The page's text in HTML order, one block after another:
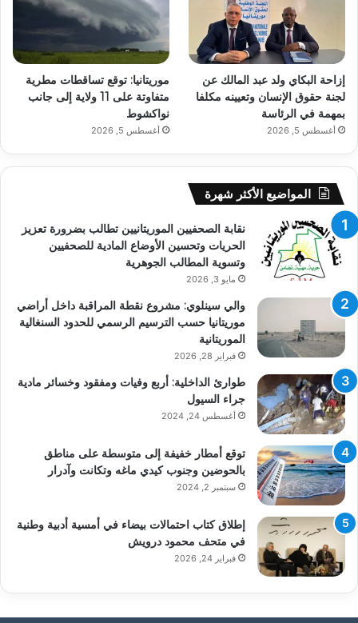
إزاحة البكاي ولد عبد المالك عن
لجنة حقوق الإنسان وتعيينه مكلفا
بمهمة في الرئاسة
أغسطس 5, 2026
موريتانيا: توقع تساقطات مطرية
متفاوتة على 11 ولاية إلى جانب
نواكشوط
أغسطس 5, 2026
المواضيع الأكثر شهرة
نقابة الصحفيين الموريتانيين تطالب بضرورة تعزيز
الحريات وتحسين الأوضاع المادية للصحفيين
وتسوية المطالب الجوهرية
مايو 3, 2026
والي سينلوي: مشروع نقطة المراقبة داخل أراضي
موريتانيا حسب الترسيم الرسمي للحدود السنغالية
الموريتانية
فبراير 28, 2026
طوارئ الداخلية: أربع وفيات ومفقود وخسائر مادية
جراء السيول
أغسطس 24, 2024
توقع أمطار خفيفة إلى متوسطة على مناطق
بالحوضين وجنوب كيدي ماغه وتكانت وآدرار
سبتمبر 2, 2024
إطلاق كتاب احتمالات بيضاء في أمسية أدبية وطنية
في متحف محمود درويش
فبراير 24, 2026